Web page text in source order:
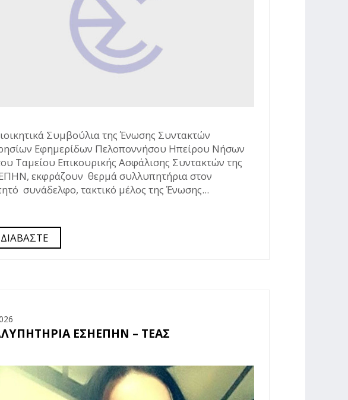
Συμβούλια της Ένωσης Συντακτών
Εφημερίδων Πελοποννήσου Ηπείρου Νήσων
Ταμείου Επικουρικής Ασφάλισης Συντακτών της
εκφράζουν θερμά συλλυπητήρια στον
συνάδελφο, τακτικό μέλος της Ένωσης...
ΔΙΑΒΑΣΤΕ
ΕΣΗΕΠΗΝ – ΤΕΑΣ